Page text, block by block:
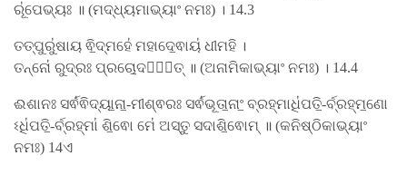
ରୂ॑ପେଭ୍ୟଃ ॥ (ମଦ୍ଧ୍ୟମାଭ୍ୟାଂ ନମଃ) । 14.3
ତତ୍ପୁରୁ॑ଷାୟ ଵି॒ଦ୍ମହେ॑ ମହାଦେ॒ଵାୟ॑ ଧୀମହି ।
ତନ୍ନୋ॑ ରୁଦ୍ରଃ ପ୍ରଚୋ॒ଦୟା᳚ତ୍ ॥ (ଅନାମିକାଭ୍ୟାଂ ନମଃ) । 14.4
ଈଶାନଃ ସର୍ଵ॑ଵିଦ୍ୟା॒ନା॒-ମୀଶ୍ଵରଃ ସର୍ଵ॑ଭୂତା॒ନାଂ॒ ବ୍ରହ୍ମାଧି॑ପତି॒-ର୍ବ୍ରହ୍ମ॒ଣୋ
ଽଧି॑ପତି॒-ର୍ବ୍ରହ୍ମା॑ ଶି॒ଵୋ ମେ॑ ଅସ୍ତୁ ସଦାଶି॒ଵୋମ୍ ॥ (କନିଷ୍ଠିକାଭ୍ୟାଂ
ନମଃ) 14ଏ